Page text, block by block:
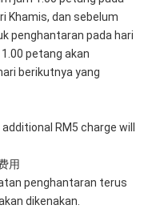
Khamis, dan sebelum
penghantaran pada hari
petang akan
berikutnya yang
RM5 charge will
用
penghantaran terus
dikenakan.